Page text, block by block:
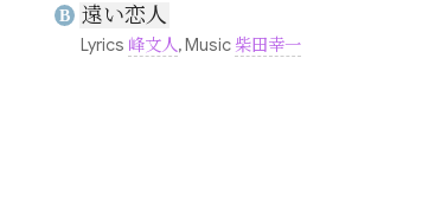
B 遠い恋人
Lyrics 峰文人, Music 柴田幸一